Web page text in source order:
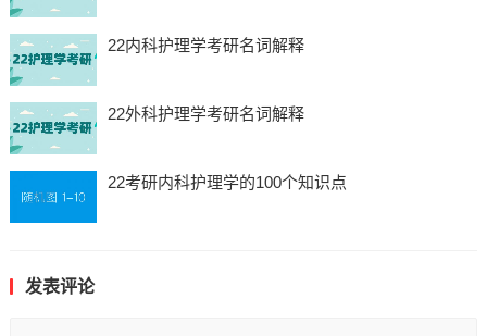
22内科护理学考研名词解释
22外科护理学考研名词解释
22考研内科护理学的100个知识点
发表评论